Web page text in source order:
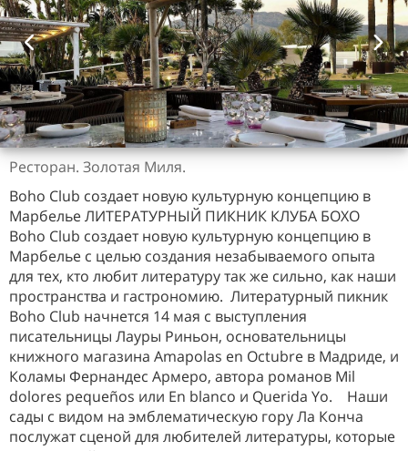
Ресторан. Золотая Миля.
Boho Club создает новую культурную концепцию в
Марбелье ЛИТЕРАТУРНЫЙ ПИКНИК КЛУБА БОХО
Boho Club создает новую культурную концепцию в
Марбелье с целью создания незабываемого опыта
для тех, кто любит литературу так же сильно, как наши
пространства и гастрономию. Литературный пикник
Boho Club начнется 14 мая с выступления
писательницы Лауры Риньон, основательницы
книжного магазина Amapolas en Octubre в Мадриде, и
Коламы Фернандес Армеро, автора романов Mil
dolores pequeños или En blanco и Querida Yo. Наши
сады с видом на эмблематическую гору Ла Конча
послужат сценой для любителей литературы, которые